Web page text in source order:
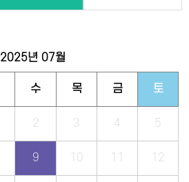
2025년 07월
수 목 금 토
2 3 4 5
9 10 11 12